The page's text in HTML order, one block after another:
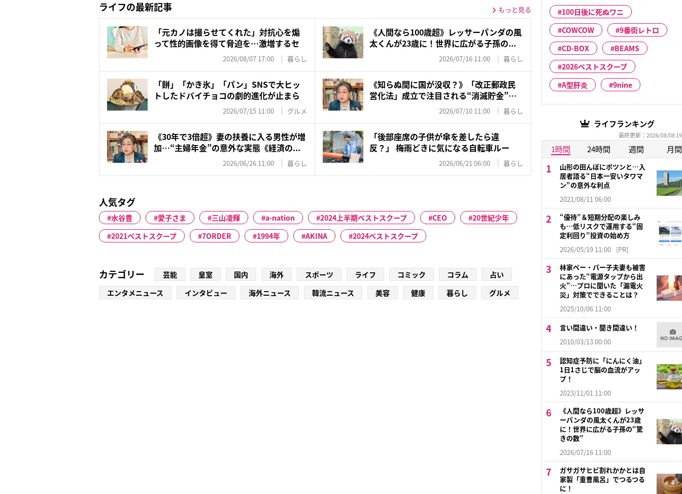
ライフの最新記事 もっと見る
「元カノは撮らせてくれた」対抗心を煽
って性的画像を得て脅迫を…激増するセ
2026/08/07 17:00 暮らし
《人間なら100歳超》レッサーパンダの風
太くんが23歳に！世界に広がる子孫の...
2026/07/16 11:00 暮らし
「餅」「かき氷」「パン」SNSで大ヒッ
トしたドバイチョコの劇的進化が止まら
2026/07/15 11:00 グルメ
《知らぬ間に国が没収？》「改正郵政民
営化法」成立で注目される“消滅貯金”…
2026/07/10 11:00 暮らし
《30年で3倍超》妻の扶養に入る男性が増
加…“主婦年金”の意外な実態《経済の...
2026/06/26 11:00 暮らし
「後部座席の子供が傘を差したら違
反？」 梅雨どきに気になる自転車ルー
2026/06/21 06:00 暮らし
人気タグ
水谷豊 愛子さま 三山凌輝 a-nation 2024上半期ベストスクープ CEO
20世紀少年
2021ベストスクープ
7ORDER 1994年 AKINA 2024ベストスクープ
カテゴリー 芸能 皇室 国内 海外 スポーツ ライフ コミック コラム
占い
エンタメニュース
インタビュー 海外ニュース 韓流ニュース 美容 健康 暮らし グルメ
100日後に死ぬワニ
COWCOW
9番街レトロ
CD-BOX
BEAMS
2026ベストスクープ
A型肝炎
9nine
ライフランキング
最終更新：2026/08/08
1時間 24時間 週間 月間
山形の田んぼにポツンと…入
居者語る“日本一安いタワマ
ン”の意外な利点
2021/08/11 06:00
“優待”＆短期分配の楽しみ
も…低リスクで運用する“固
定利回り”投資の始め方
2026/05/19 11:00 [PR]
林家ペー・パー子夫妻も被害
にあった“電源タップから出
火”…プロに聞いた「漏電火
災」対策でできることは？
2025/10/06 11:00
言い間違い・聞き間違い！
2010/03/13 00:00
認知症予防に「にんにく油」
1日1さじで脳の血流がアッ
プ！
2023/11/01 11:00
《人間なら100歳超》レッサ
ーパンダの風太くんが23歳
に！世界に広がる子孫の“驚
きの数”
2026/07/16 11:00
ガサガサヒビ割れかかとは自
家製「重曹風呂」でつるつる
に！